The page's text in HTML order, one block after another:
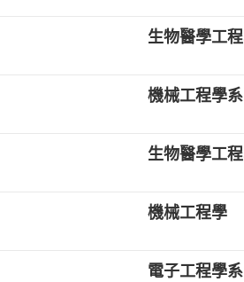
生物醫學工
機械工程學系
生物醫學工
機械工程學
電子工程學系